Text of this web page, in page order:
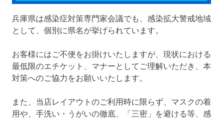
で
す。
兵庫県は感染症対策専門家会議でも、感染拡大警戒地域
として、個別に県名が挙げられています。
お客様にはご不便をお掛けいたしますが、現状における
最低限のエチケット、マナーとしてご理解いただき、本
対策へのご協力をお願いいたします。
また、当店レイアウトのご利用時に限らず、マスクの着
用や、手洗い・うがいの徹底、「三密」を避ける等、感